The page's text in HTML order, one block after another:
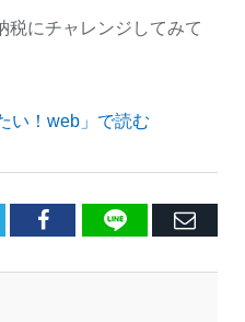
税にチャレンジしてみて
い！web」で読む
Facebook
LINE
E